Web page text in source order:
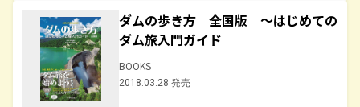
ダムの歩き方 全国版 ～はじめての
ダム旅入門ガイド
BOOKS
2018.03.28 発売